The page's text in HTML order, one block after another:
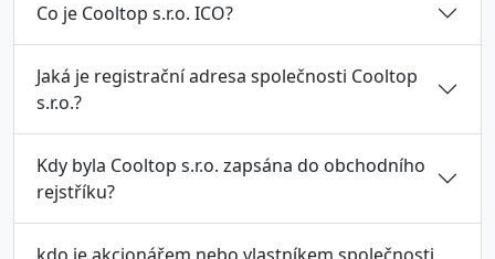
Co je Cooltop s.r.o. ICO?
Jaká je registrační adresa společnosti Cooltop
s.r.o.?
Kdy byla Cooltop s.r.o. zapsána do obchodního
rejstříku?